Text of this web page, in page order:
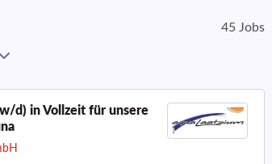
45 Jobs
d) in Vollzeit für unsere